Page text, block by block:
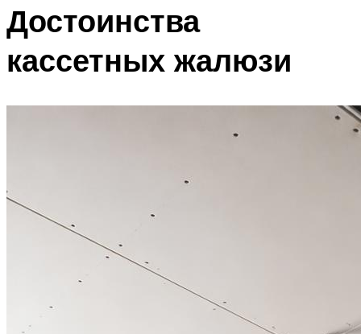
Достоинства
кассетных жалюзи